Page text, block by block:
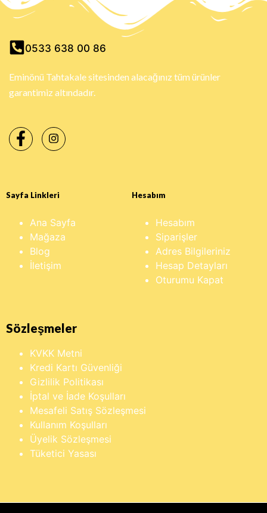
0533 638 00 86
Eminönü Tahtakale sitesinden alacağınız tüm ürünler
garantimiz altındadır.
Sayfa Linkleri
Ana Sayfa
Mağaza
Blog
İletişim
Hesabım
Hesabım
Siparişler
Adres Bilgileriniz
Hesap Detayları
Oturumu Kapat
Sözleşmeler
KVKK Metni
Kredi Kartı Güvenliği
Gizlilik Politikası
İptal ve İade Koşulları
Mesafeli Satış Sözleşmesi
Kullanım Koşulları
Üyelik Sözleşmesi
Tüketici Yasası